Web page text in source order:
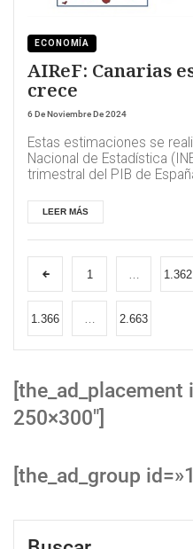
ECONOMÍA
AIReF: Canarias
crece
6 De Noviembre De 2024
Estas estimaciones se
Nacional de Estadística
trimestral del PIB de
LEER MÁS
1 1.362
1.366 2.663
250×300″]
[the_ad_group